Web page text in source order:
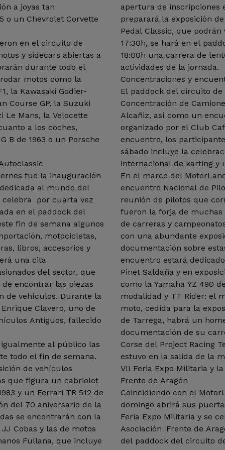
a joyas tan
o un Chevrolet Corvette
en el circuito de
y sidecars abiertas a
durante todo el
motos como la
la Kawasaki Godier-
Course GP, la Suzuki
Le Mans, la Velocette
a los coches,
B de 1963 o un Porsche
fue la inauguración
al mundo del
celebra por cuarta vez
en el paddock del
fin de semana algunos
motocicletas,
libros, accesorios y
una cita
del sector, que
encontrar las piezas
de vehículos. Durante la
Clavero, uno de
Antiguos, fallecido
al público las
todo el fin de semana.
de vehículos
que figura un cabriolet
y un Ferrari TR 512 de
del 70 aniversario de la
se encontrarán con la
Cobas y las de motos
Fullana, que incluye
apertura de inscripciones
preparará la exposición
Pedal Classic, que
17:30h, se hará en el
18:00h una carrera de
actividades de la jornada.
Concentraciones y
El paddock del circuito
Concentración de
Alcañiz, así como un
organizado por el Club
encuentro, los
sábado incluye la
internacional de karting
En el marco del
encuentro Nacional de
reunión de pilotos que
fueron la forja de muchas
de carreras y
con una abundante
documentación sobre
encuentro estará
Pinet Saldaña y en
como la Yamaha YZ 490
modalidad y TT Rider: el
moto, cedida para la
de Tarrega, habrá un
documentación de su
Corse del Project Racing
estuvo en la salida de la
VII Feria Expo Militaria y
Frente de Aragón
Coincidiendo con el
domingo abrirá sus
Feria Expo Militaria y se
Asociación 'Frente de
del paddock del circuito